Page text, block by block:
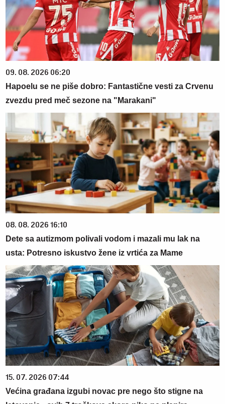
09. 08. 2026 06:20
Hapoelu se ne piše dobro: Fantastične vesti za Crvenu
zvezdu pred meč sezone na "Marakani"
08. 08. 2026 16:10
Dete sa autizmom polivali vodom i mazali mu lak na
usta: Potresno iskustvo žene iz vrtića za Mame
15. 07. 2026 07:44
Većina građana izgubi novac pre nego što stigne na